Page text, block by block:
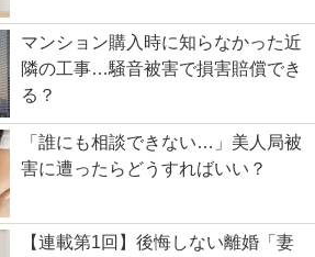
マンション購入時に知らなかった近
隣の工事…騒音被害で損害賠償でき
る？
「誰にも相談できない…」美人局被
害に遭ったらどうすればいい？
【連載第1回】後悔しない離婚「妻